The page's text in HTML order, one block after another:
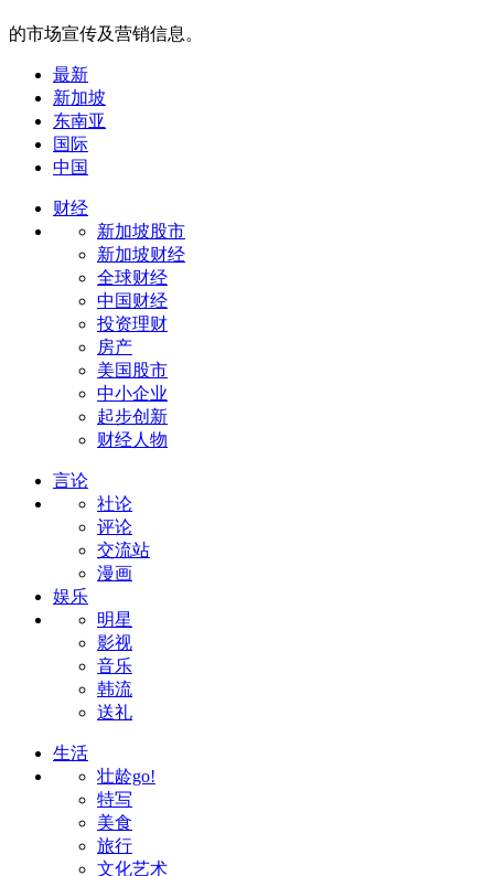
的市场宣传及营销信息。
最新
新加坡
东南亚
国际
中国
财经
新加坡股市
新加坡财经
全球财经
中国财经
投资理财
房产
美国股市
中小企业
起步创新
财经人物
言论
社论
评论
交流站
漫画
娱乐
明星
影视
音乐
韩流
送礼
生活
壮龄go!
特写
美食
旅行
文化艺术